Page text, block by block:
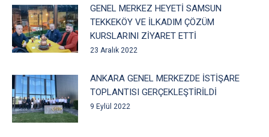
GENEL MERKEZ HEYETİ SAMSUN
TEKKEKÖY VE İLKADIM ÇÖZÜM
KURSLARINI ZİYARET ETTİ
23 Aralık 2022
ANKARA GENEL MERKEZDE İSTİŞARE
TOPLANTISI GERÇEKLEŞTİRİLDİ
9 Eylül 2022